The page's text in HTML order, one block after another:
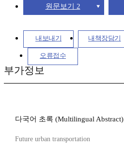
원문보기 2
내보내기 내책장담기
오류접수
부가정보
다국어 초록 (Multilingual Abstract)
Future urban transportation